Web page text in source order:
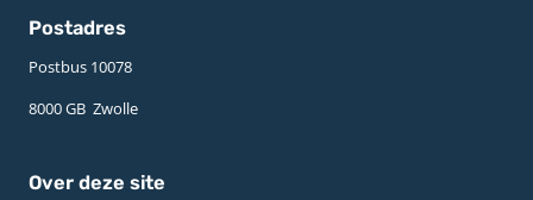
Postadres
Postbus 10078 ­
8000 GB ­ Zwolle
Over deze site